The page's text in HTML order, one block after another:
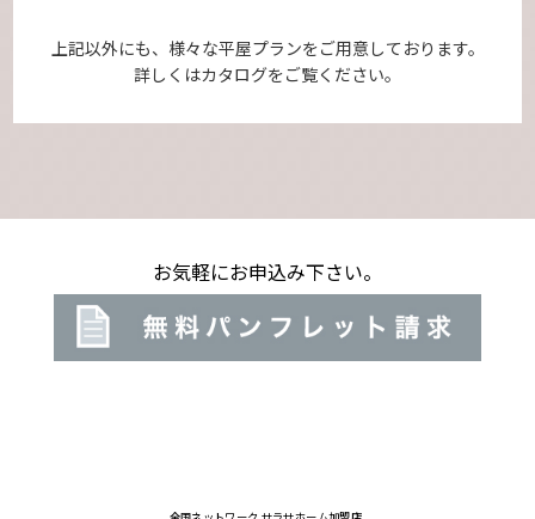
上記以外にも、様々な平屋プランをご用意しております。
詳しくはカタログをご覧ください。
お気軽にお申込み下さい。